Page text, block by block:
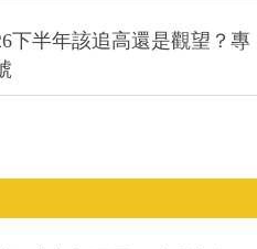
下半年該追高還是觀望？專